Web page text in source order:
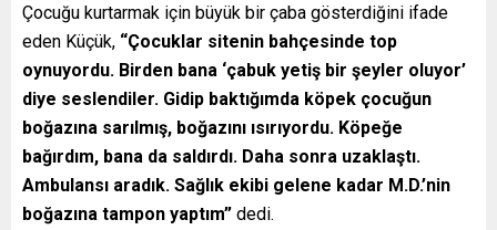
Çocuğu kurtarmak için büyük bir çaba gösterdiğini ifade
eden Küçük, “Çocuklar sitenin bahçesinde top
oynuyordu. Birden bana ‘çabuk yetiş bir şeyler oluyor’
diye seslendiler. Gidip baktığımda köpek çocuğun
boğazına sarılmış, boğazını ısırıyordu. Köpeğe
bağırdım, bana da saldırdı. Daha sonra uzaklaştı.
Ambulansı aradık. Sağlık ekibi gelene kadar M.D.’nin
boğazına tampon yaptım” dedi.